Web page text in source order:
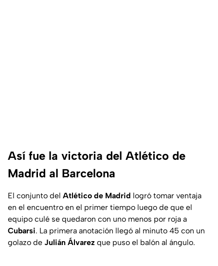
Así fue la victoria del Atlético de
Madrid al Barcelona
El conjunto del Atlético de Madrid logró tomar ventaja
en el encuentro en el primer tiempo luego de que el
equipo culé se quedaron con uno menos por roja a
Cubarsi. La primera anotación llegó al minuto 45 con un
golazo de Julián Álvarez que puso el balón al ángulo.